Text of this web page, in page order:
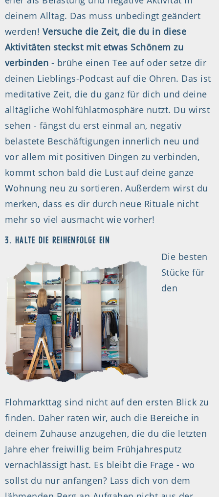
deinem Alltag. Das muss unbedingt geändert
werden! Versuche die Zeit, die du in diese
Aktivitäten steckst mit etwas Schönem zu
verbinden - brühe einen Tee auf oder setze dir
deinen Lieblings-Podcast auf die Ohren. Das ist
meditative Zeit, die du ganz für dich und deine
alltägliche Wohlfühlatmosphäre nutzt. Du wirst
sehen - fängst du erst einmal an, negativ
belastete Beschäftigungen innerlich neu und
vor allem mit positiven Dingen zu verbinden,
kommt schon bald die Lust auf deine ganze
Wohnung neu zu sortieren. Außerdem wirst du
merken, dass es dir durch neue Rituale nicht
mehr so viel ausmacht wie vorher!
3. HALTE DIE REIHENFOLGE EIN
Die besten
Stücke für
den
Flohmarkttag sind nicht auf den ersten Blick zu
finden. Daher raten wir, auch die Bereiche in
deinem Zuhause anzugehen, die du die letzten
Jahre eher freiwillig beim Frühjahresputz
vernachlässigt hast. Es bleibt die Frage - wo
sollst du nur anfangen? Lass dich von dem